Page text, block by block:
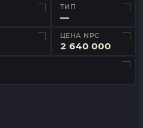
ТИП
—
ЦЕНА NPC
2 640 000